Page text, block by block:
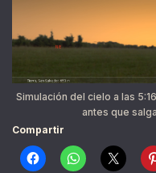
Simulación del cielo a las
antes que
Compartir